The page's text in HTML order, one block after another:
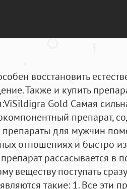
восстановить
Также и купить
Gold Самая
препарат,
для мужчин
отношениях и быстро
рассасывается в
веществу поступать
такие: 1. Все эти